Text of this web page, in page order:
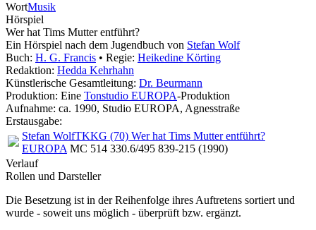
WortMusik
Hörspiel
Wer hat Tims Mutter entführt?
Ein Hörspiel nach dem Jugendbuch von Stefan Wolf
Buch: H. G. Francis • Regie: Heikedine Körting
Redaktion: Hedda Kehrhahn
Künstlerische Gesamtleitung: Dr. Beurmann
Produktion: Eine Tonstudio EUROPA-Produktion
Aufnahme: ca. 1990, Studio EUROPA, Agnesstraße
Erstausgabe:
Stefan WolfTKKG (70) Wer hat Tims Mutter entführt?
EUROPA MC 514 330.6/495 839-215 (1990)
Verlauf
Rollen und Darsteller
Die Besetzung ist in derReihenfolge ihres Auftretens sortiert und
wurde - soweit uns möglich - überprüft bzw. ergänzt.